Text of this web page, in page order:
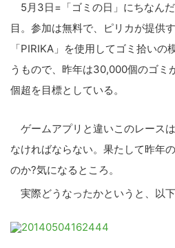
5月3日=「ゴミの日」にちなん
目。参加は無料で、ピリカが提供
「PIRIKA」を使用してゴミ拾い
うもので、昨年は30,000個のゴミ
個超を目標としている。
ゲームアプリと違いこのレース
なければならない。果たして昨年
のか?気になるところ。
実際どうなったかというと、以下